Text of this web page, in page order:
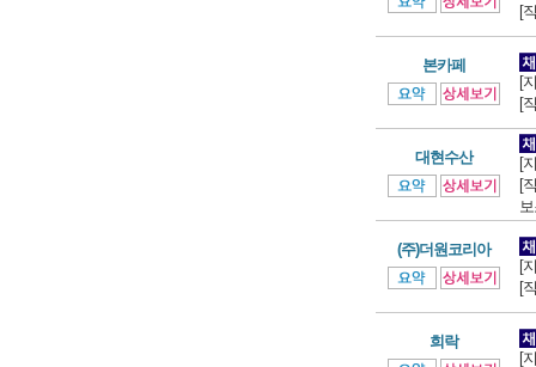
[
본카페
[
[
대현수산
[
[
(주)더원코리아
[
[
희락
[